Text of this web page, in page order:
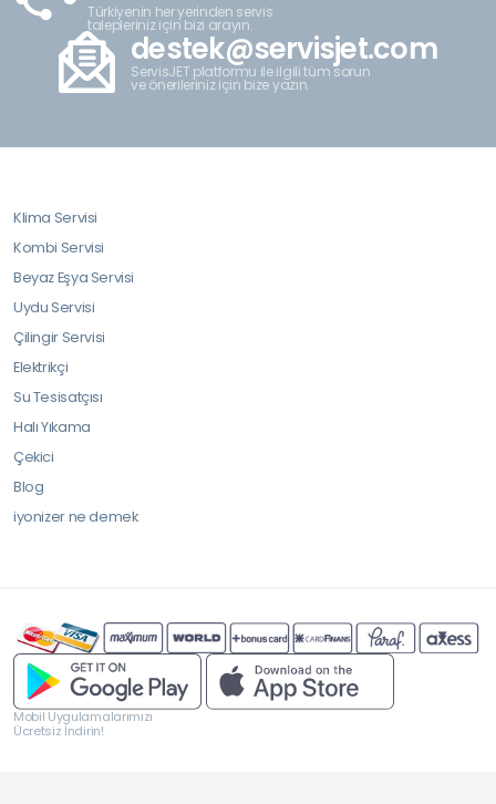
Türkiyenin her yerinden servis
talepleriniz için bizi arayın.
destek@servisjet.com
ServisJET platformu ile ilgili tüm sorun
ve önerileriniz için bize yazın.
Klima Servisi
Kombi Servisi
Beyaz Eşya Servisi
Uydu Servisi
Çilingir Servisi
Elektrikçi
Su Tesisatçısı
Halı Yıkama
Çekici
Blog
iyonizer ne demek
Mobil Uygulamalarımızı
Ücretsiz İndirin!